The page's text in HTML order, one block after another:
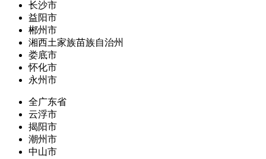
长沙市
益阳市
郴州市
湘西土家族苗族自治州
娄底市
怀化市
永州市
全广东省
云浮市
揭阳市
潮州市
中山市